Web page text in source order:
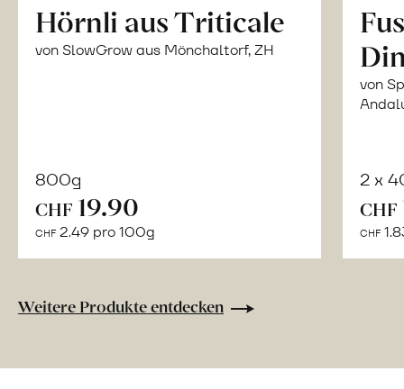
Hörnli aus Triticale
von SlowGrow aus Mönchaltorf, ZH
800g
CHF 19.90
CHF 2.49 pro 100g
von
2 x
CHF
CHF
Weitere Produkte entdecken